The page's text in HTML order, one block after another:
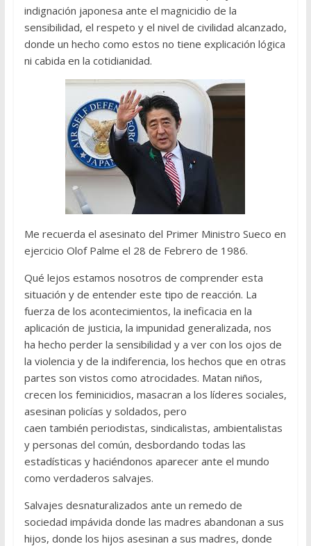
indignación japonesa ante el magnicidio de la
sensibilidad, el respeto y el nivel de civilidad alcanzado,
donde un hecho como estos no tiene explicación lógica
ni cabida en la cotidianidad.
Me recuerda el asesinato del Primer Ministro Sueco en
ejercicio Olof Palme el 28 de Febrero de 1986.
Qué lejos estamos nosotros de comprender esta
situación y de entender este tipo de reacción. La
fuerza de los acontecimientos, la ineficacia en la
aplicación de justicia, la impunidad generalizada, nos
ha hecho perder la sensibilidad y a ver con los ojos de
la violencia y de la indiferencia, los hechos que en otras
partes son vistos como atrocidades. Matan niños,
crecen los feminicidios, masacran a los líderes sociales,
asesinan policías y soldados, pero
caen también periodistas, sindicalistas, ambientalistas
y personas del común, desbordando todas las
estadísticas y haciéndonos aparecer ante el mundo
como verdaderos salvajes.
Salvajes desnaturalizados ante un remedo de
sociedad impávida donde las madres abandonan a sus
hijos, donde los hijos asesinan a sus madres, donde